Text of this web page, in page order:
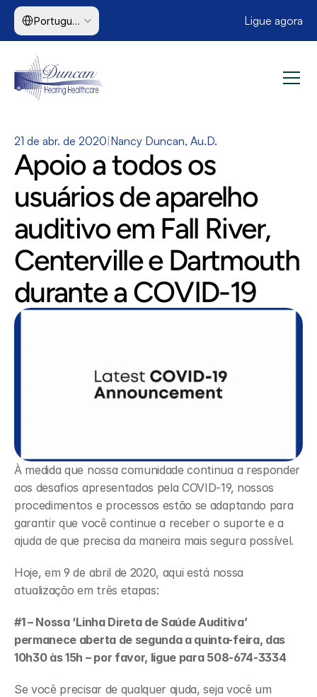
Select Language
Portuguese (Brazil) Ligue agora
21 de abr. de 2020 Nancy Duncan, Au.D.
Apoio a todos os
usuários de aparelho
auditivo em Fall River,
Centerville e Dartmouth
durante a COVID-19
À medida que nossa comunidade continua a responder
aos desafios apresentados pela COVID-19, nossos
procedimentos e processos estão se adaptando para
garantir que você continue a receber o suporte e a
ajuda de que precisa da maneira mais segura possível.
Hoje, em 9 de abril de 2020, aqui está nossa
atualização em três etapas:
#1 – Nossa ‘Linha Direta de Saúde Auditiva’
permanece aberta de segunda a quinta-feira, das
10h30 às 15h – por favor, ligue para 508-674-3334
Se você precisar de qualquer ajuda, seja você um